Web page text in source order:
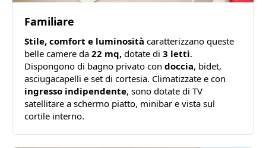
Familiare
Stile, comfort e luminosità caratterizzano queste
belle camere da 22 mq, dotate di 3 letti.
Dispongono di bagno privato con doccia, bidet,
asciugacapelli e set di cortesia. Climatizzate e con
ingresso indipendente, sono dotate di TV
satellitare a schermo piatto, minibar e vista sul
cortile interno.